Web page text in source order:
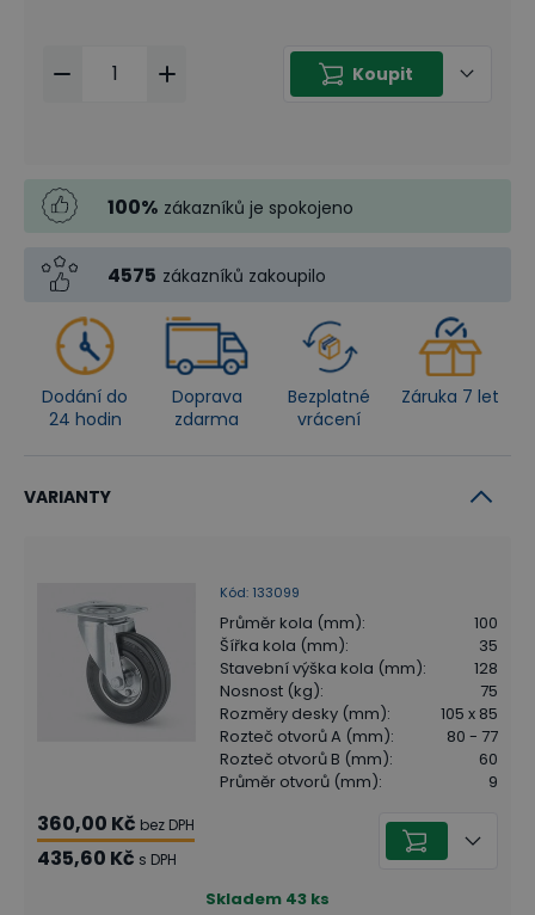
Koupit
100% zákazníků je spokojeno
4575 zákazníků zakoupilo
Dodání do
24 hodin
Doprava
zdarma
Bezplatné
vrácení
Záruka 7 let
VARIANTY
Kód: 133099
Průměr kola (mm):
100
Šířka kola (mm):
35
Stavební výška kola (mm):
128
Nosnost (kg):
75
Rozměry desky (mm):
105 x 85
Rozteč otvorů A (mm):
80 - 77
Rozteč otvorů B (mm):
60
Průměr otvorů (mm): 9
360,00 Kč bez DPH
435,60 Kč s DPH
Skladem 43 ks